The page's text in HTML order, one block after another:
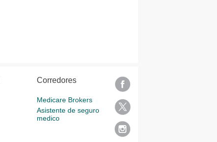
Corredores
Medicare Brokers
Asistente de seguro
medico